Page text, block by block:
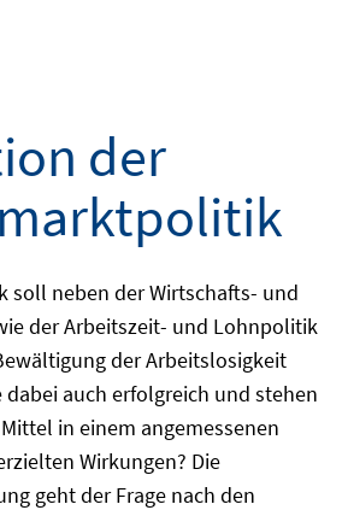
der
soll neben der Wirtschafts- und
der Arbeitszeit- und Lohnpolitik
der Arbeitslosigkeit
dabei auch erfolgreich und stehen
in einem angemessenen
Wirkungen? Die
geht der Frage nach den